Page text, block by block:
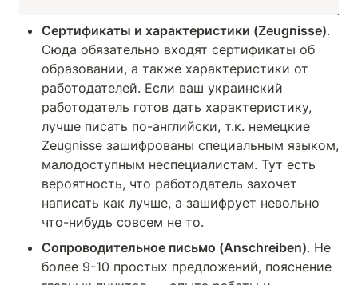
Сертификаты и характеристики (Zeugnisse).
Сюда обязательно входят сертификаты об
образовании, а также характеристики от
работодателей. Если ваш украинский
работодатель готов дать характеристику,
лучше писать по-английски, т.к. немецкие
Zeugnisse зашифрованы специальным языком,
малодоступным неспециалистам. Тут есть
вероятность, что работодатель захочет
написать как лучше, а зашифрует невольно
что-нибудь совсем не то.
Сопроводительное письмо (Anschreiben). Не
более 9-10 простых предложений, пояснение